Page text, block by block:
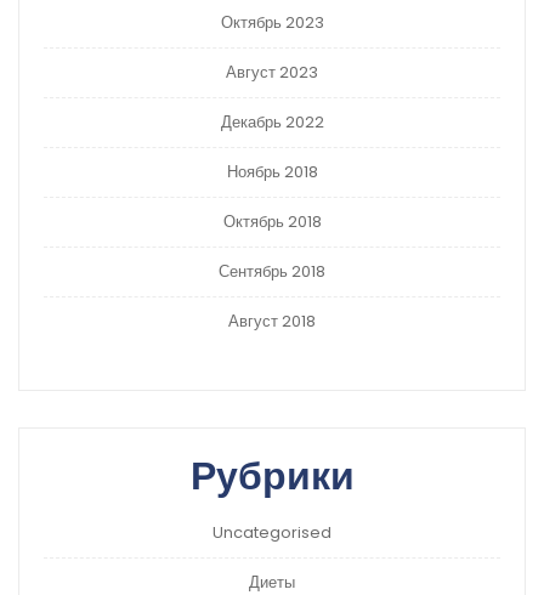
Октябрь 2023
Август 2023
Декабрь 2022
Ноябрь 2018
Октябрь 2018
Сентябрь 2018
Август 2018
Рубрики
Uncategorised
Диеты